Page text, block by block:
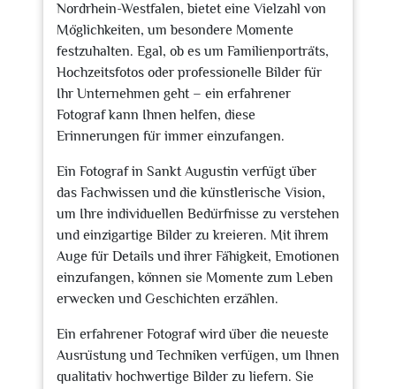
Nordrhein-Westfalen, bietet eine Vielzahl von
Möglichkeiten, um besondere Momente
festzuhalten. Egal, ob es um Familienporträts,
Hochzeitsfotos oder professionelle Bilder für
Ihr Unternehmen geht – ein erfahrener
Fotograf kann Ihnen helfen, diese
Erinnerungen für immer einzufangen.
Ein Fotograf in Sankt Augustin verfügt über
das Fachwissen und die künstlerische Vision,
um Ihre individuellen Bedürfnisse zu verstehen
und einzigartige Bilder zu kreieren. Mit ihrem
Auge für Details und ihrer Fähigkeit, Emotionen
einzufangen, können sie Momente zum Leben
erwecken und Geschichten erzählen.
Ein erfahrener Fotograf wird über die neueste
Ausrüstung und Techniken verfügen, um Ihnen
qualitativ hochwertige Bilder zu liefern. Sie